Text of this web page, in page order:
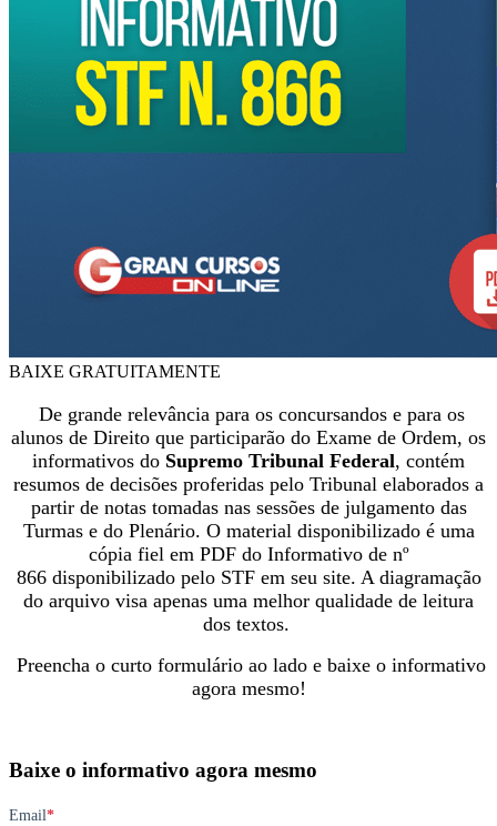
BAIXE GRATUITAMENTE
De grande relevância para os concursandos e para os
alunos de Direito que participarão do Exame de Ordem, os
informativos do Supremo Tribunal Federal, contém
resumos de decisões proferidas pelo Tribunal elaborados a
partir de notas tomadas nas sessões de julgamento das
Turmas e do Plenário. O material disponibilizado é uma
cópia fiel em PDF do Informativo de nº
866 disponibilizado pelo STF em seu site. A diagramação
do arquivo visa apenas uma melhor qualidade de leitura
dos textos.
Preencha o curto formulário ao lado e baixe o informativo
agora mesmo!
Baixe o informativo agora mesmo
Email*